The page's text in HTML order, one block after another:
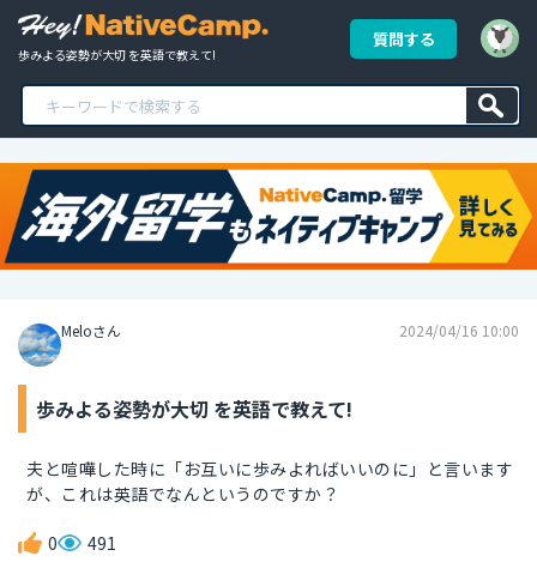
歩みよる姿勢が大切 を英語で教えて!
質問する
Meloさん 2024/04/16 10:00
歩みよる姿勢が大切 を英語で教えて!
夫と喧嘩した時に「お互いに歩みよればいいのに」と言います
が、これは英語でなんというのですか？
0 491